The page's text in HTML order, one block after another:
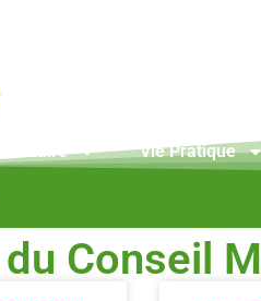
Scolaire Vie Pratique
Conseil